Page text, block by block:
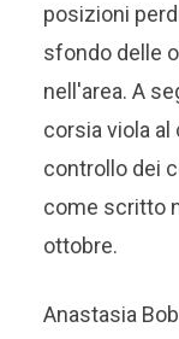
posizioni
sfondo delle
nell'area. A
corsia viola al
controllo dei
come scritto
ottobre.
Anastasia